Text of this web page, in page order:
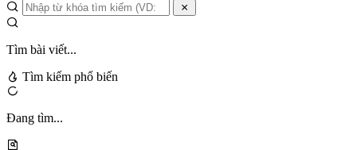
Tìm bài viết...
Tìm kiếm phổ biến
Đang tìm...